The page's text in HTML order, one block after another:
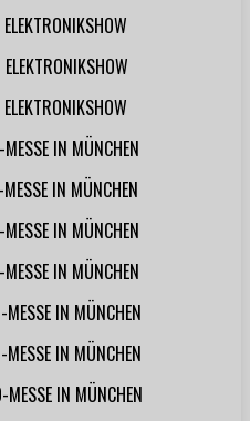
IN MÜNCHEN
IN MÜNCHEN
IN MÜNCHEN
IN MÜNCHEN
IN MÜNCHEN
IN MÜNCHEN
MESSE IN MÜNCHEN